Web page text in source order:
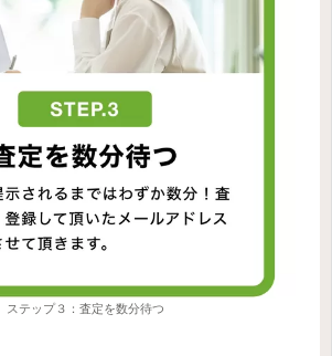
ステップ３：査定を数分待つ